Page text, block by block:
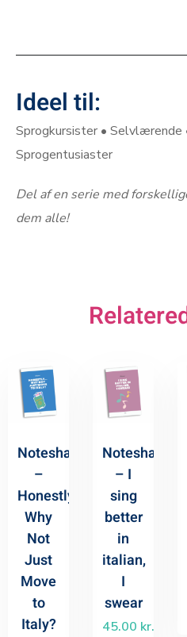
Ideel til:
Sprogkursister • Selvlærende
Sprogentusiaster
Del af en serie med
dem alle!
Noteshæfte
–
Honestly…
Why
Not
Just
Move
to
Italy?
Noteshæfte
– I
sing
better
in
italian,
I
swear
45.00 kr.